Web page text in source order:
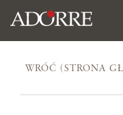
WRÓĆ (STRONA